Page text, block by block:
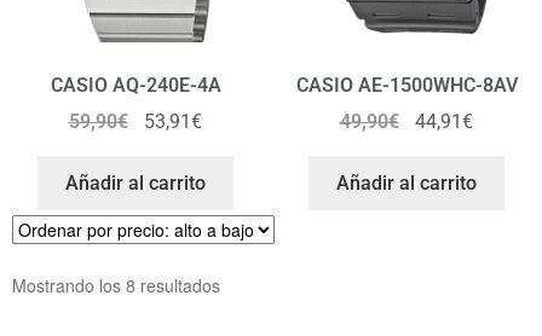
CASIO AQ-240E-4A
59,90€ 53,91€
Añadir al carrito
CASIO AE-1500WHC-8AV
49,90€ 44,91€
Añadir al carrito
Mostrando los 8 resultados